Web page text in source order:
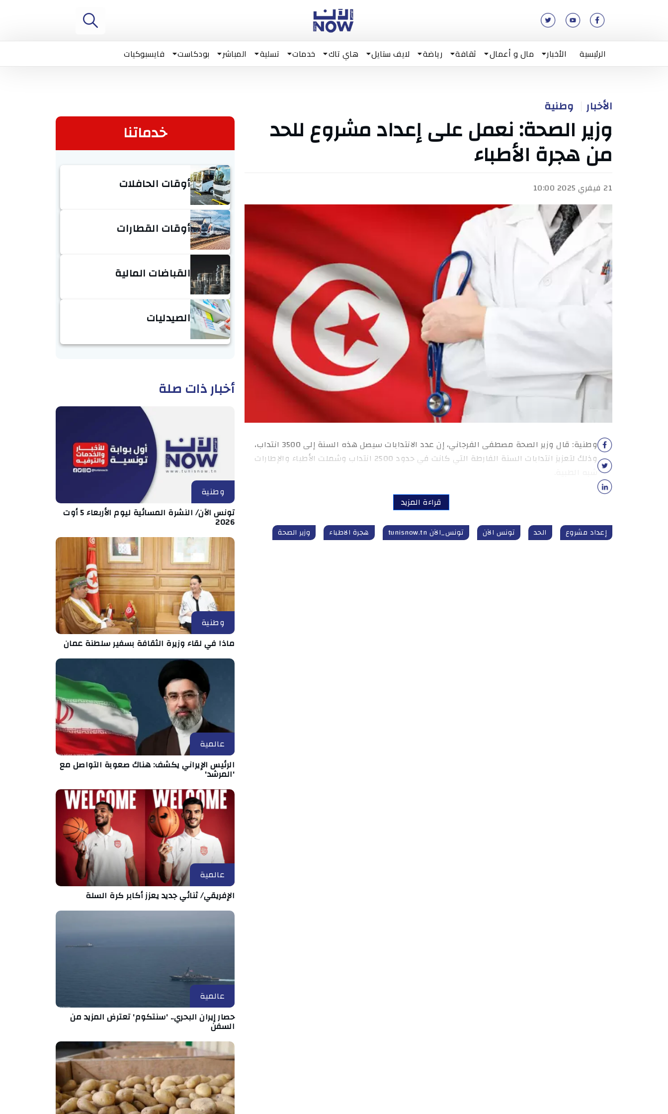
الرئيسية الأخبار مال و أعمال ثقافة رياضة لايف ستايل هاي تاك خدمات تسلية المباشر بودكاست فايسبوكيات
الأخبار وطنية
وزير الصحة: نعمل على إعداد مشروع للحد
من هجرة الأطباء
21 فيفري 2025 10:00
وطنية: قال وزير الصحة مصطفى الفرجاني، إن عدد الانتدابات سيصل هذه السنة إلى 3500 انتداب،
وذلك لتعزيز انتدابات السنة الفارطة التي كانت في حدود 2500 انتداب وشملت الأطباء والإطارات
قراءة المزيد
إعداد مشروع الحد تونس الآن تونس_الآن tunisnow.tn هجرة الاطباء وزير الصحة
خدماتنا
أوقات الحافلات
أوقات القطارات
القباضات المالية
الصيدليات
أخبار ذات صلة
وطنية
تونس الآن/ النشرة المسائية ليوم الأربعاء 5 أوت
2026
وطنية
ماذا في لقاء وزيرة الثقافة بسفير سلطنة عمان
عالمية
الرئيس الإيراني يكشف: هناك صعوبة التواصل مع
'المرشد'
عالمية
الإفريقي/ ثنائي جديد يعزز أكابر كرة السلة
عالمية
حصار إيران البحري.. 'سنتكوم' تعترض المزيد من
السفن